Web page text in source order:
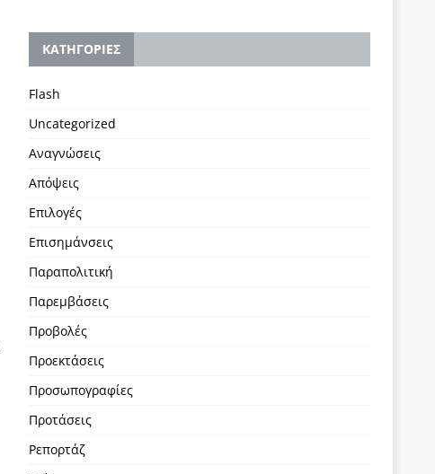
KΑΤΗΓΟΡΙΕΣ
Flash
Uncategorized
Αναγνώσεις
Απόψεις
Επιλογές
Επισημάνσεις
Παραπολιτική
Παρεμβάσεις
Προβολές
Προεκτάσεις
Προσωπογραφίες
Προτάσεις
Ρεπορτάζ